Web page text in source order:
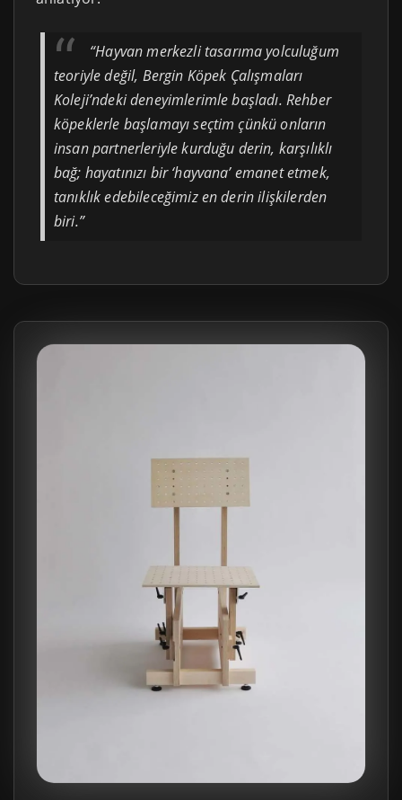
“Hayvan merkezli tasarıma yolculuğum
teoriyle değil, Bergin Köpek Çalışmaları
Koleji’ndeki deneyimlerimle başladı. Rehber
köpeklerle başlamayı seçtim çünkü onların
insan partnerleriyle kurduğu derin, karşılıklı
bağ; hayatınızı bir ‘hayvana’ emanet etmek,
tanıklık edebileceğimiz en derin ilişkilerden
biri.”